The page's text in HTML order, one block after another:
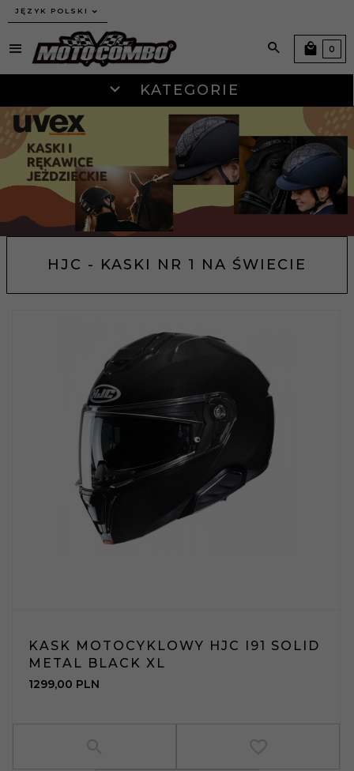
JĘZYK POLSKI
KATEGORIE
0
HJC - KASKI NR 1 NA ŚWIECIE
KASK MOTOCYKLOWY HJC I91 SOLID
METAL BLACK XL
1299,00 PLN